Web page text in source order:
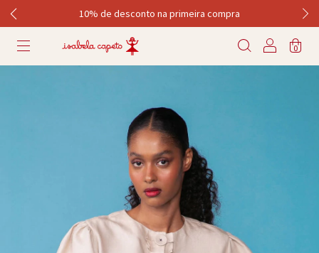
10% de desconto na primeira compra
0